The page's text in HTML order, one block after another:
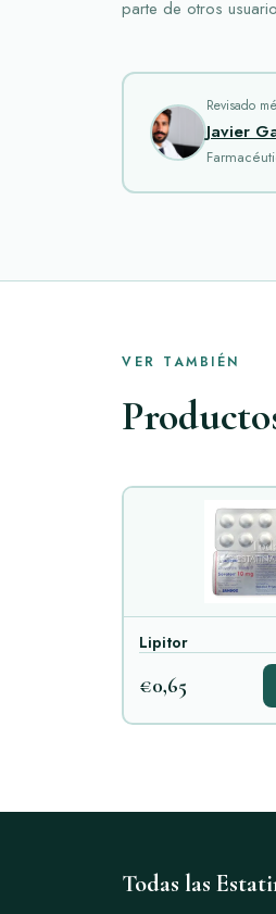
parte de otros
Revisado
Javier
VER TAMBIÉN
Lipitor
€0,65
Todas las